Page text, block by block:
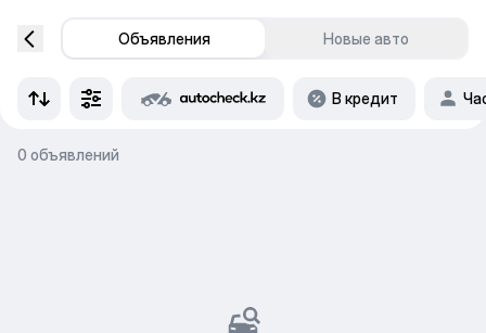
Объявления Новые авто
В кредит
0 объявлений